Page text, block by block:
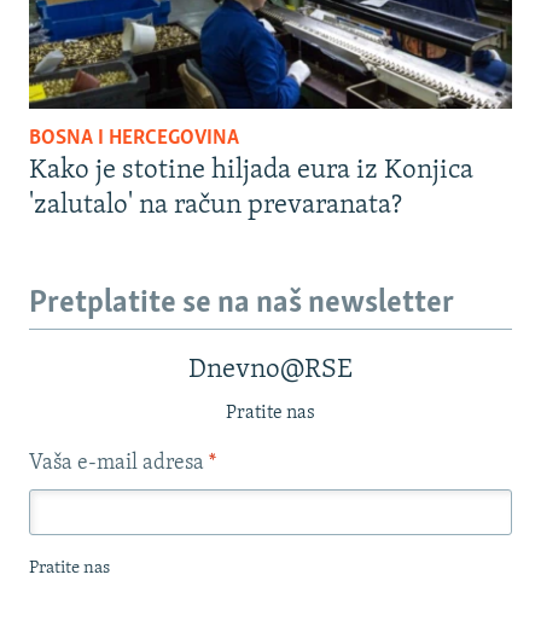
BOSNA I HERCEGOVINA
Kako je stotine hiljada eura iz Konjica
'zalutalo' na račun prevaranata?
Pretplatite se na naš newsletter
Dnevno@RSE
Pratite nas
Vaša e-mail adresa *
Pratite nas